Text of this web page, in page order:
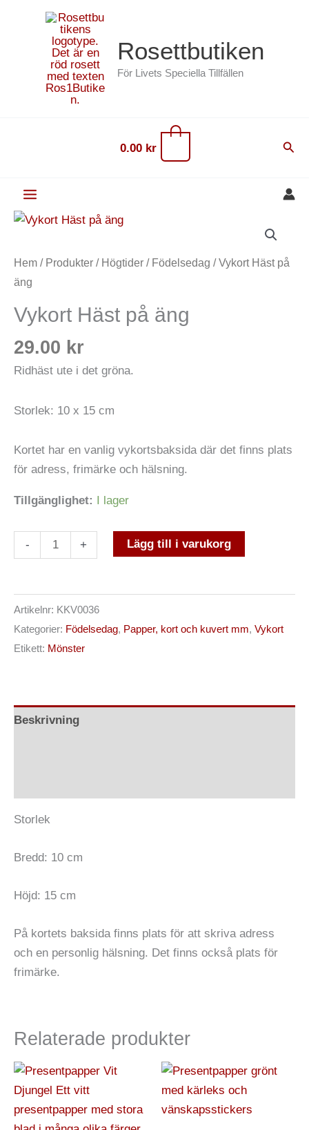
Rosettbutiken
För Livets Speciella Tillfällen
0.00 kr Sök
Hem / Produkter / Högtider / Födelsedag / Vykort Häst på
äng
Vykort Häst på äng
29.00 kr
Ridhäst ute i det gröna.
Storlek: 10 x 15 cm
Kortet har en vanlig vykortsbaksida där det finns plats
för adress, frimärke och hälsning.
Tillgänglighet: I lager
-
Vykort
på
äng
+ Lägg till i varukorg
Artikelnr: KKV0036
Kategorier: Födelsedag, Papper, kort och kuvert mm, Vykort
Etikett: Mönster
Beskrivning
Storlek
Bredd: 10 cm
Höjd: 15 cm
På kortets baksida finns plats för att skriva adress
och en personlig hälsning. Det finns också plats för
frimärke.
Relaterade produkter